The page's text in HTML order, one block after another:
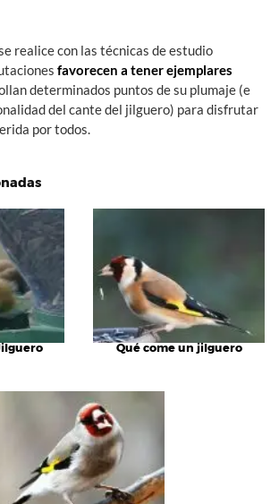
realice con las técnicas de estudio
favorecen a tener ejemplares
determinados puntos de su plumaje (e
del cante del jilguero) para disfrutar
por todos.
Qué come un jilguero